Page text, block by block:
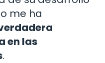
me ha
en las
.